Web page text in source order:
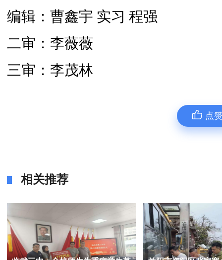
编辑：曹鑫宇 实习 程强
二审：李薇薇
三审：李茂林
点
相关推荐